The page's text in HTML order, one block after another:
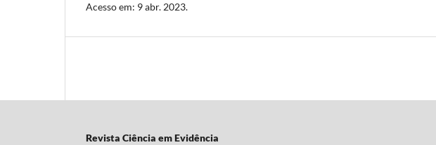
Acesso em: 9 abr. 2023.
Revista Ciência em Evidência